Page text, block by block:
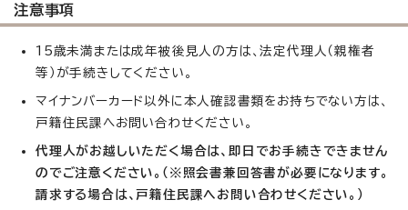
注意事項
15歳未満または成年被後見人の方は、法定代理人（親権者
等）が手続きしてください。
マイナンバーカード以外に本人確認書類をお持ちでない方は、
戸籍住民課へお問い合わせください。
代理人がお越しいただく場合は、即日でお手続きできません
のでご注意ください。（※照会書兼回答書が必要になります。
請求する場合は、戸籍住民課へお問い合わせください。）